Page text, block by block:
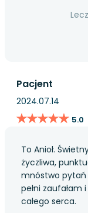
Pacjent
2024.07.14
★★★★★
★★★★★ 5.0
To Anioł.
życzliwa,
mnóstwo pytań
pełni
całego serca.